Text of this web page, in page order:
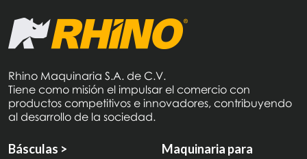
Rhino Maquinaria S.A. de C.V.
Tiene como misión el impulsar el comercio con
productos competitivos e innovadores, contribuyendo
al desarrollo de la sociedad.
Básculas >
Maquinaria para